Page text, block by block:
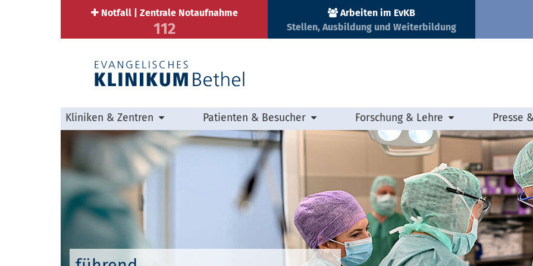
Notfall | Zentrale Notaufnahme
112
Arbeiten im EvKB
Stellen, Ausbildung und Weiterbildung
Kliniken & Zentren Patienten & Besucher Forschung & Lehre Presse